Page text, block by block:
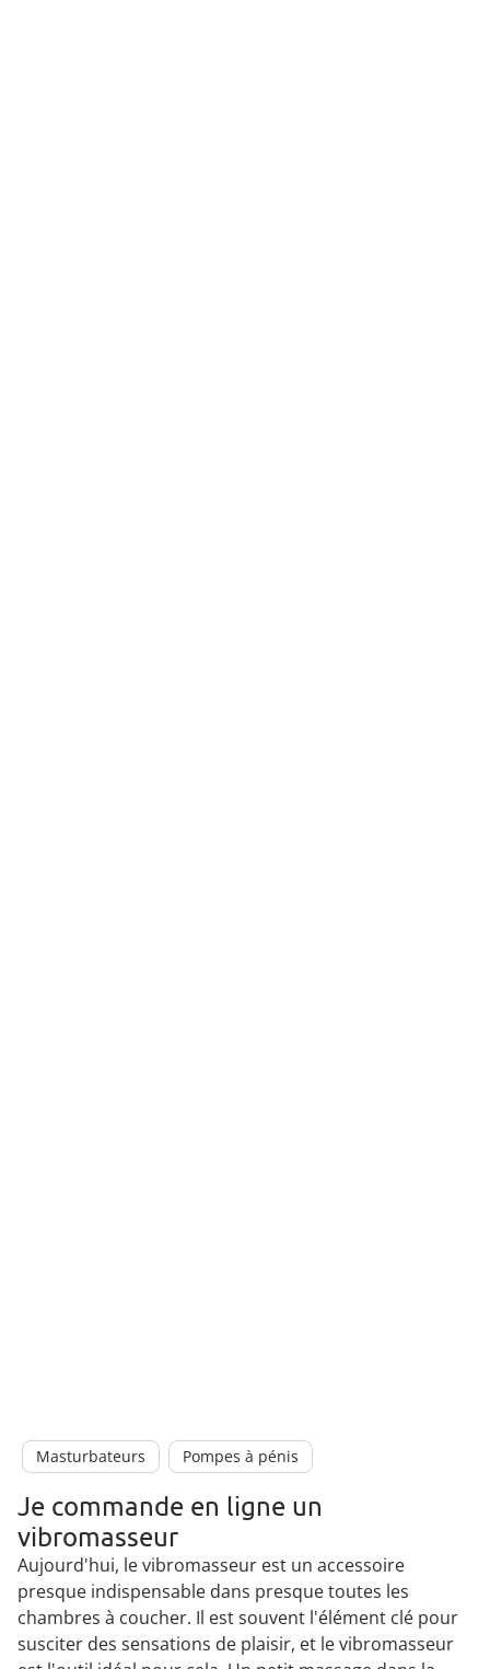
Masturbateurs Pompes à pénis
Je commande en ligne un
vibromasseur
Aujourd'hui, le vibromasseur est un accessoire
presque indispensable dans presque toutes les
chambres à coucher. Il est souvent l'élément clé pour
susciter des sensations de plaisir, et le vibromasseur